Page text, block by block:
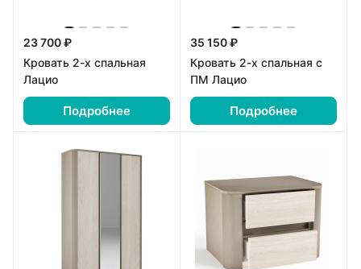
23 700 ₽
Кровать 2-х спальная
Лацио
Подробнее
35 150 ₽
Кровать 2-х спальная с
ПМ Лацио
Подробнее